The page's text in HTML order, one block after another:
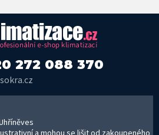
272 088 370
a mohou se lišit od zakoupeného